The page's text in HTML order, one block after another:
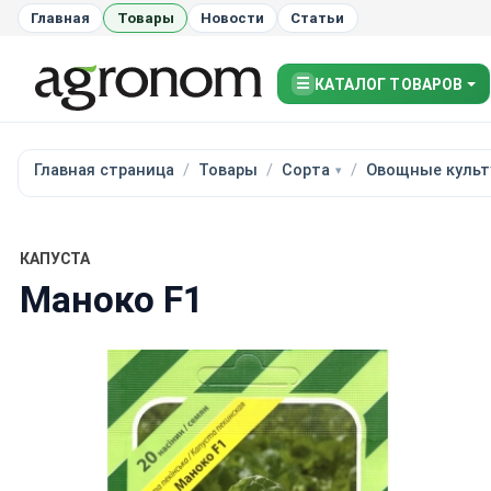
Главная Товары Новости Статьи
☰ КАТАЛОГ ТОВАРОВ
Главная страница Товары Сорта Овощные
КАПУСТА
Маноко F1